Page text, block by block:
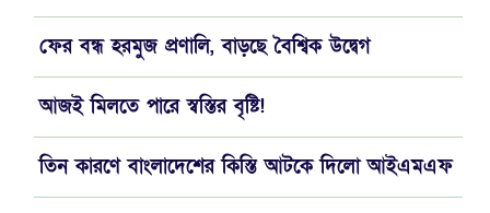
ফের বন্ধ হরমুজ প্রণালি, বাড়ছে বৈশ্বিক উদ্বেগ
আজই মিলতে পারে স্বস্তির বৃষ্টি!
তিন কারণে বাংলাদেশের কিস্তি আটকে দিলো আইএমএফ